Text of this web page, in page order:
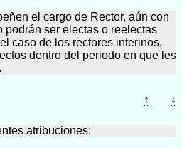
el cargo de Rector, aún con
podrán ser electas o reelectas
caso de los rectores interinos,
dentro del periodo en que les
↑ ↓
atribuciones: